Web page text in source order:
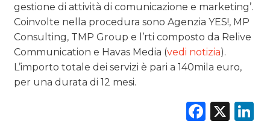
gestione di attività di comunicazione e marketing’.
Coinvolte nella procedura sono Agenzia YES!, MP
Consulting, TMP Group e l’rti composto da Relive
Communication e Havas Media (vedi notizia).
L’importo totale dei servizi è pari a 140mila euro,
per una durata di 12 mesi.
X